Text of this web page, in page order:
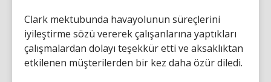
Clark mektubunda havayolunun süreçlerini
iyileştirme sözü vererek çalışanlarına yaptıkları
çalışmalardan dolayı teşekkür etti ve aksaklıktan
etkilenen müşterilerden bir kez daha özür diledi.